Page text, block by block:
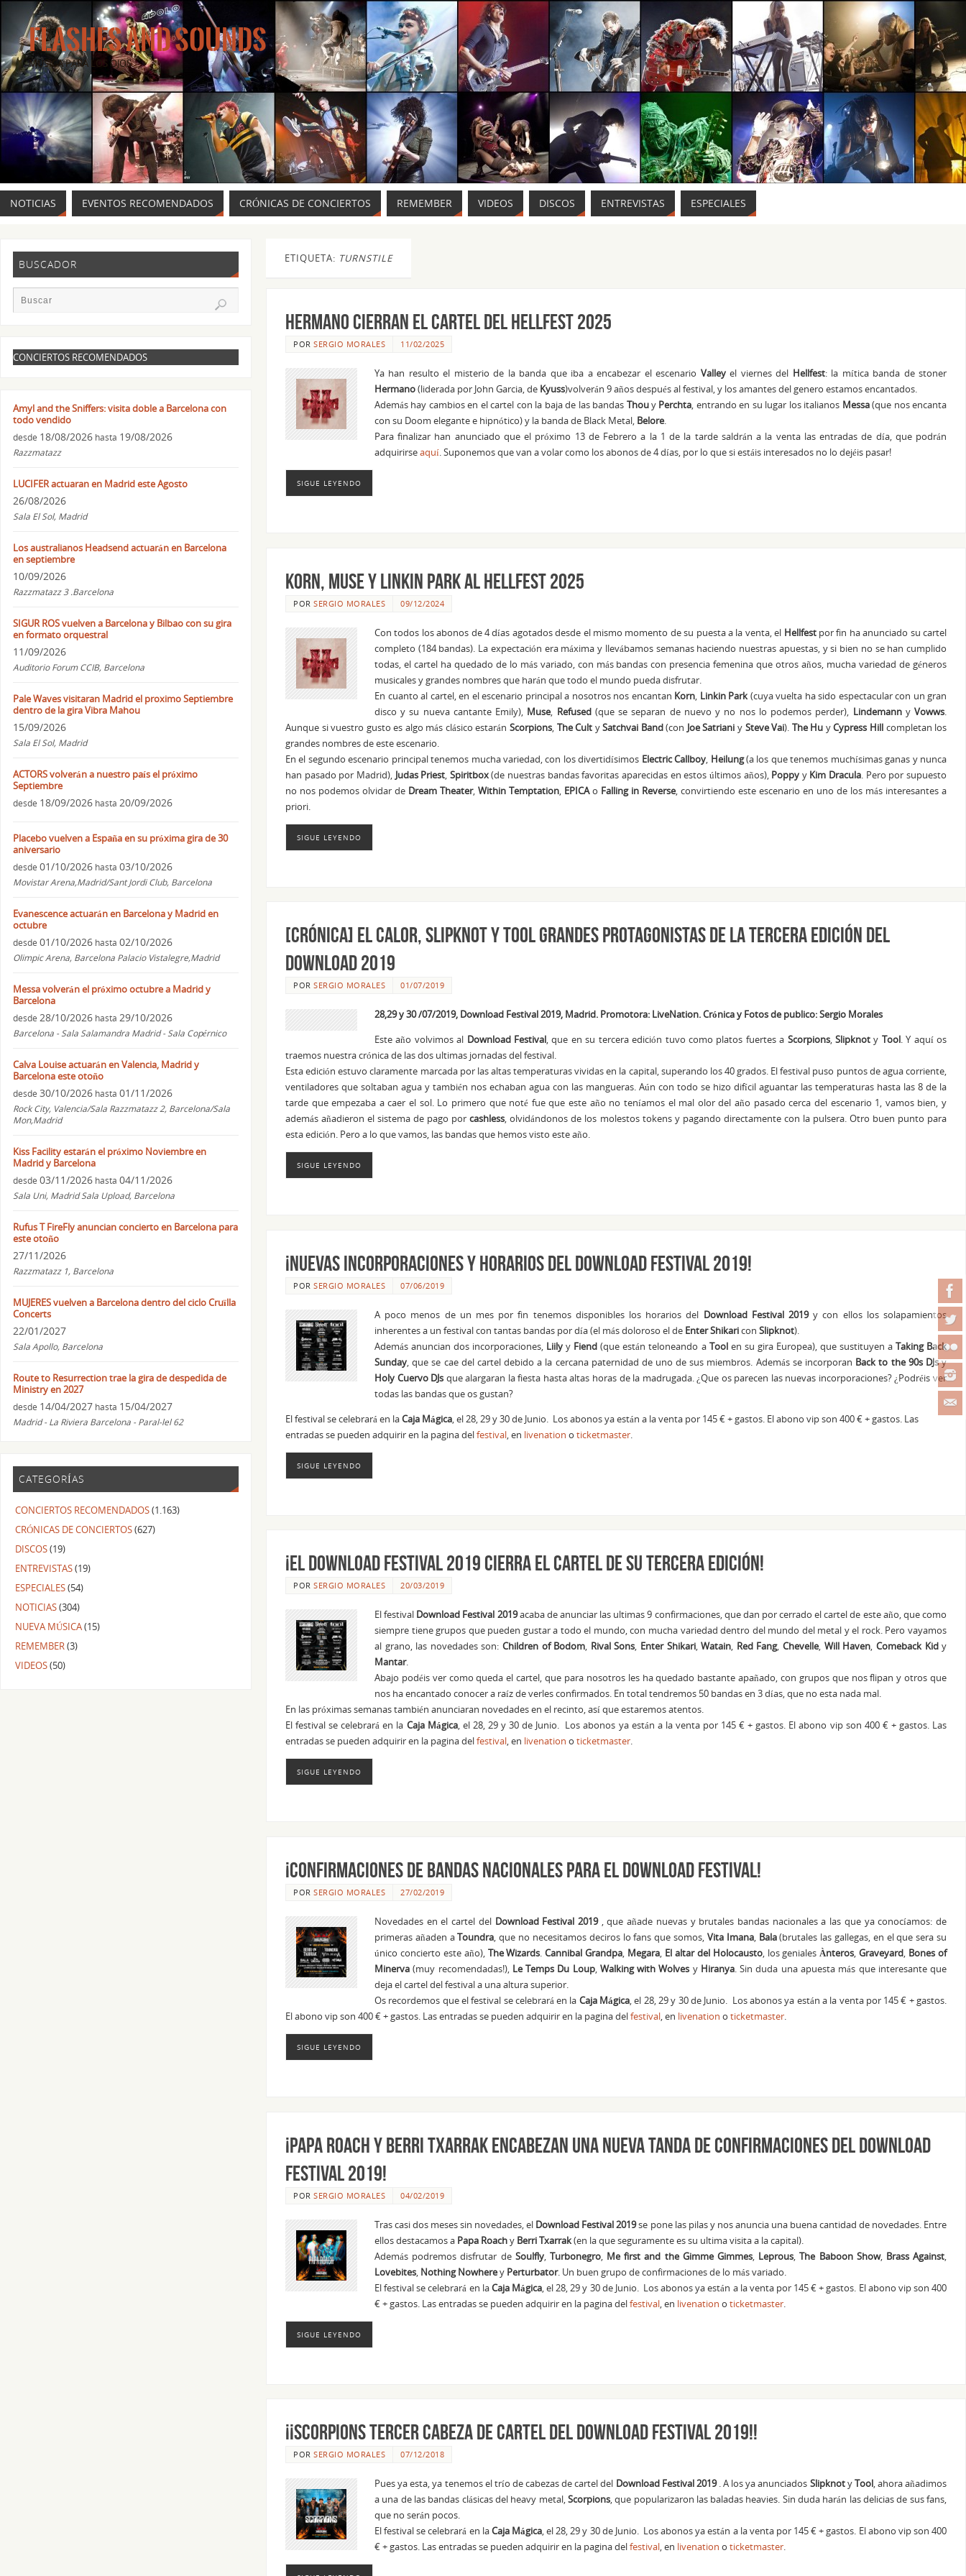
FLASHES AND SOUNDS
MÚSICA PARA LOS OJOS.
NOTICIAS EVENTOS RECOMENDADOS CRÓNICAS DE CONCIERTOS REMEMBER VIDEOS DISCOS ENTREVISTAS ESPECIALES
ETIQUETA: TURNSTILE
Hermano cierran el cartel del Hellfest 2025
POR SERGIO MORALES 11/02/2025
Ya han resulto el misterio de la banda que iba a encabezar el escenario Valleyel viernes del Hellfest: la mítica banda de stoner
Hermano(liderada por John Garcia, de Kyuss)volverán 9 años después al festival, y los amantes del genero estamos encantados.
Además hay cambios en el cartel con la baja de las bandas Thouy Perchta, entrando en su lugar los italianos Messa(que nos encanta
con su Doom elegante e hipnótico) y la banda de Black Metal, Belore.
Para finalizar han anunciado que el próximo 13 de Febrero a la 1 de la tarde saldrán a la venta las entradas de día, que podrán
adquirirseaquí. Suponemos que van a volar como los abonos de 4 días, por lo que si estáis interesados no lo dejéis pasar!
SIGUE LEYENDO
Korn, Muse y Linkin Park al Hellfest 2025
POR SERGIO MORALES 09/12/2024
Con todos los abonos de 4 días agotados desde el mismo momento de su puesta a la venta, el Hellfestpor fin ha anunciado su cartel
completo (184 bandas). La expectación era máxima y llevábamos semanas haciendo nuestras apuestas, y si bien no se han cumplido
todas, el cartel ha quedado de lo más variado, con más bandas con presencia femenina que otros años, mucha variedad de géneros
musicales y grandes nombres que harán que todo el mundo pueda disfrutar.
En cuanto al cartel, en el escenario principal a nosotros nos encantan Korn, Linkin Park(cuya vuelta ha sido espectacular con un gran
disco y su nueva cantante Emily), Muse, Refused(que se separan de nuevo y no nos lo podemos perder), LindemannyVowws.
Aunque si vuestro gusto es algo más clásico estarán Scorpions, The Cult ySatchvai Band(con Joe Satriani y Steve Vai). The Hu yCypress Hill completan los
grandes nombres de este escenario.
En el segundo escenario principal tenemos mucha variedad, con los divertidísimos Electric Callboy, Heilung(a los que tenemos muchísimas ganas y nunca
han pasado por Madrid), Judas Priest, Spiritbox(de nuestras bandas favoritas aparecidas en estos últimos años), Poppy y Kim Dracula. Pero por supuesto
no nos podemos olvidar de Dream Theater, Within Temptation, EPICAo Falling in Reverse, convirtiendo este escenario en uno de los más interesantes a
priori.
SIGUE LEYENDO
[CRÓNICA] El calor, Slipknot y Tool grandes protagonistas de la tercera edición del
Download 2019
POR SERGIO MORALES 01/07/2019
28,29 y 30 /07/2019, Download Festival 2019, Madrid. Promotora: LiveNation. Crónica y Fotos de publico: Sergio Morales
Este año volvimos al Download Festival, que en su tercera edición tuvo como platos fuertes a Scorpions, Slipknoty Tool. Y aquí os
traemos nuestra crónica de las dos ultimas jornadas del festival.
Esta edición estuvo claramente marcada por las altas temperaturas vividas en la capital, superando los 40 grados. El festival puso puntos de agua corriente,
ventiladores que soltaban agua y también nos echaban agua con las mangueras. Aún con todo se hizo difícil aguantar las temperaturas hasta las 8 de la
tarde que empezaba a caer el sol. Lo primero que noté fue que este año no teníamos el mal olor del año pasado cerca del escenario 1, vamos bien, y
además añadieron el sistema de pago porcashless, olvidándonos de los molestos tokens y pagando directamente con la pulsera. Otro buen punto para
esta edición. Pero a lo que vamos, las bandas que hemos visto este año.
SIGUE LEYENDO
¡Nuevas Incorporaciones y horarios del Download Festival 2019!
POR SERGIO MORALES 07/06/2019
A poco menos de un mes por fin tenemos disponibles los horarios del Download Festival 2019y con ellos los solapamientos
inherentes a un festival con tantas bandas por día (el más doloroso el de Enter Shikaricon Slipknot).
Además anuncian dos incorporaciones, Liily y Fiend(que están teloneando a Toolen su gira Europea), que sustituyen a Taking Back
Sunday, que se cae del cartel debido a la cercana paternidad de uno de sus miembros. Además se incorporan Back to the 90s DJsy
Holy Cuervo DJs que alargaran la fiesta hasta altas horas de la madrugada. ¿Que os parecen las nuevas incorporaciones? ¿Podréis ver
todas las bandas que os gustan?
El festival se celebrará en laCaja Mágica, el 28, 29 y 30 de Junio. Los abonos ya están a la venta por 145 € + gastos. El abono vip son 400 € + gastos. Las
entradas se pueden adquirir en la pagina delfestival, en livenation o ticketmaster.
SIGUE LEYENDO
¡El Download Festival 2019 cierra el cartel de su tercera edición!
POR SERGIO MORALES 20/03/2019
El festival Download Festival 2019acaba de anunciar las ultimas 9 confirmaciones, que dan por cerrado el cartel de este año, que como
siempre tiene grupos que pueden gustar a todo el mundo, con mucha variedad dentro del mundo del metal y el rock. Pero vayamos
al grano, las novedades son: Children of Bodom, Rival Sons, Enter Shikari,Watain, Red Fang,Chevelle, Will Haven, Comeback Kidy
Mantar.
Abajo podéis ver como queda el cartel, que para nosotros les ha quedado bastante apañado, con grupos que nos flipan y otros que
nos ha encantado conocer a raíz de verles confirmados. En total tendremos 50 bandas en 3 días, que no esta nada mal.
En las próximas semanas también anunciaran novedades en el recinto, así que estaremos atentos.
El festival se celebrará en la Caja Mágica, el 28, 29 y 30 de Junio. Los abonos ya están a la venta por 145 € + gastos. El abono vip son 400 € + gastos. Las
entradas se pueden adquirir en la pagina delfestival, en livenation o ticketmaster.
SIGUE LEYENDO
¡Confirmaciones de Bandas nacionales para el Download Festival!
POR SERGIO MORALES 27/02/2019
Novedades en el cartel del Download Festival 2019, que añade nuevas y brutales bandas nacionales a las que ya conocíamos: de
primeras añaden aToundra, que no necesitamos deciros lo fans que somos, Vita Imana, Bala(brutales las gallegas, en el que sera su
único concierto este año), The Wizards.Cannibal Grandpa, Megara, El altar del Holocausto, los genialesÀnteros,Graveyard, Bones of
Minerva (muy recomendadas!), Le Temps Du Loup, Walking with Wolves y Hiranya. Sin duda una apuesta más que interesante que
deja el cartel del festival a una altura superior.
Os recordemos que el festival se celebrará en la Caja Mágica, el 28, 29 y 30 de Junio. Los abonos ya están a la venta por 145 € + gastos.
El abono vip son 400 € + gastos. Las entradas se pueden adquirir en la pagina delfestival, en livenation o ticketmaster.
SIGUE LEYENDO
¡Papa Roach y Berri Txarrak encabezan una nueva tanda de confirmaciones del Download
Festival 2019!
POR SERGIO MORALES 04/02/2019
Tras casi dos meses sin novedades, el Download Festival 2019se pone las pilas y nos anuncia una buena cantidad de novedades. Entre
ellos destacamos a Papa Roachy Berri Txarrak(en la que seguramente es su ultima visita a la capital).
Además podremos disfrutar de Soulfly, Turbonegro, Me first and the Gimme Gimmes, Leprous,The Baboon Show, Brass Against,
Lovebites, Nothing Nowherey Perturbator. Un buen grupo de confirmaciones de lo más variado.
El festival se celebrará en laCaja Mágica, el 28, 29 y 30 de Junio. Los abonos ya están a la venta por 145 € + gastos. El abono vip son 400
€ + gastos. Las entradas se pueden adquirir en la pagina delfestival, en livenation o ticketmaster.
SIGUE LEYENDO
¡¡Scorpions tercer cabeza de cartel del Download Festival 2019!!
POR SERGIO MORALES 07/12/2018
Pues ya esta, ya tenemos el trío de cabezas de cartel del Download Festival 2019. A los ya anunciados SlipknotyTool, ahora añadimos
a una de las bandas clásicas del heavy metal,Scorpions, que popularizaron las baladas heavies. Sin duda harán las delicias de sus fans,
que no serán pocos.
El festival se celebrará en laCaja Mágica, el 28, 29 y 30 de Junio. Los abonos ya están a la venta por 145 € + gastos. El abono vip son 400
€ + gastos. Las entradas se pueden adquirir en la pagina delfestival, en livenation o ticketmaster.
BUSCADOR
CONCIERTOS RECOMENDADOS
Amyl and the Sniffers: visita doble a Barcelona con
todo vendido
desde 18/08/2026 hasta 19/08/2026
Razzmatazz
LUCIFER actuaran en Madrid este Agosto
26/08/2026
Sala El Sol, Madrid
Los australianos Headsend actuarán en Barcelona
en septiembre
10/09/2026
Razzmatazz 3 .Barcelona
SIGUR ROS vuelven a Barcelona y Bilbao con su gira
en formato orquestral
11/09/2026
Auditorio Forum CCIB, Barcelona
Pale Waves visitaran Madrid el proximo Septiembre
dentro de la gira Vibra Mahou
15/09/2026
Sala El Sol, Madrid
ACTORS volverán a nuestro país el próximo
Septiembre
desde 18/09/2026 hasta 20/09/2026
Placebo vuelven a España en su próxima gira de 30
aniversario
desde 01/10/2026 hasta 03/10/2026
Movistar Arena,Madrid/Sant Jordi Club, Barcelona
Evanescence actuarán en Barcelona y Madrid en
octubre
desde 01/10/2026 hasta 02/10/2026
Olimpic Arena, Barcelona Palacio Vistalegre,Madrid
Messa volverán el próximo octubre a Madrid y
Barcelona
desde 28/10/2026 hasta 29/10/2026
Barcelona - Sala Salamandra Madrid - Sala Copérnico
Calva Louise actuarán en Valencia, Madrid y
Barcelona este otoño
desde 30/10/2026 hasta 01/11/2026
Rock City, Valencia/Sala Razzmatazz 2, Barcelona/Sala
Mon,Madrid
Kiss Facility estarán el próximo Noviembre en
Madrid y Barcelona
desde 03/11/2026 hasta 04/11/2026
Sala Uni, Madrid Sala Upload, Barcelona
Rufus T FireFly anuncian concierto en Barcelona para
este otoño
27/11/2026
Razzmatazz 1, Barcelona
MUJERES vuelven a Barcelona dentro del ciclo Cruïlla
Concerts
22/01/2027
Sala Apollo, Barcelona
Route to Resurrection trae la gira de despedida de
Ministry en 2027
desde 14/04/2027 hasta 15/04/2027
Madrid - La Riviera Barcelona - Paral-lel 62
CATEGORÍAS
CONCIERTOS RECOMENDADOS(1.163)
CRÓNICAS DE CONCIERTOS(627)
DISCOS(19)
ENTREVISTAS(19)
ESPECIALES(54)
NOTICIAS(304)
NUEVA MÚSICA(15)
REMEMBER(3)
VIDEOS(50)